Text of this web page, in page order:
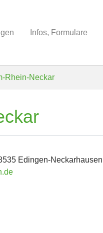
Infos, Formulare
Rhein-Neckar
Edingen-Neckarhausen